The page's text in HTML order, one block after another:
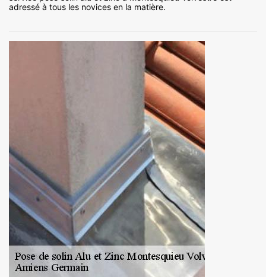
adressé à tous les novices en la matière.